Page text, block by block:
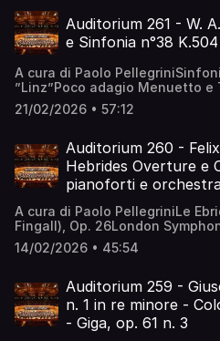
Spano
Auditorium 261 - W.
e Sinfonia n°38 K.504
A cura di Paolo
”Linz”Poco adagio Menuetto e
Philharmonic Orchestra Carlos
Carlos KleiberSinfonia n°38
Karl Böhm
21/02/2026 • 57:12
Auditorium 260 -
Hebrides Overture e
pianoforti e
A cura di Paolo PellegriniLe
Fingall), Op. 26London
Claudio AbbadoConcerto per
mi maggBertrand Chamayou -
Langrée
14/02/2026 • 45:54
Auditorium 259 -
n. 1 in re minore -
- Giga, op. 61 n. 3